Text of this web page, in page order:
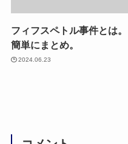
フィフスペトル事件とは。
簡単にまとめ。
2024.06.23